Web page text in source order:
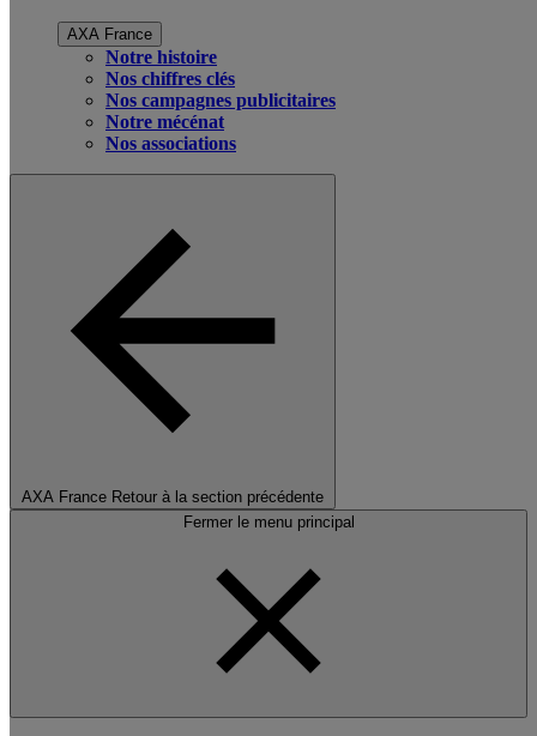
AXA France
Notre histoire
Nos chiffres clés
Nos campagnes publicitaires
Notre mécénat
Nos associations
AXA France Retour à la section précédente
Fermer le menu principal